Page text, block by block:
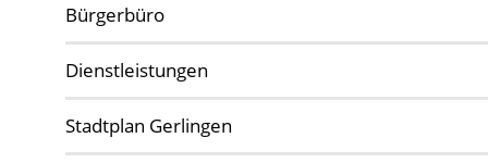
Bürgerbüro
Dienstleistungen
Stadtplan Gerlingen